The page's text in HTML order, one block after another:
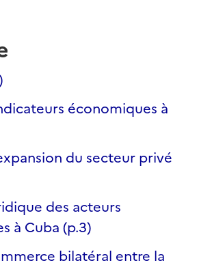
économiques à
du secteur privé
des acteurs
à Cuba (p.3)
bilatéral entre la